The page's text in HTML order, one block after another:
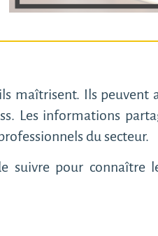
maîtrisent. Ils peuvent
Les informations
du secteur.
suivre pour connaître